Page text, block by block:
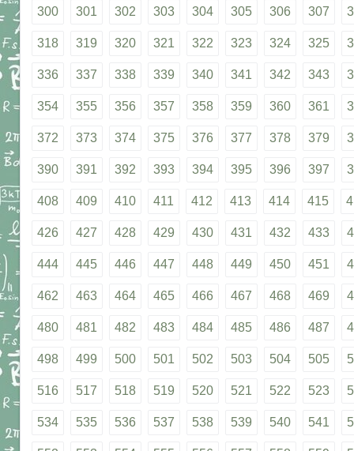
300 301 302 303 304 305 306 307
318 319 320 321 322 323 324 325
336 337 338 339 340 341 342 343
354 355 356 357 358 359 360 361
372 373 374 375 376 377 378 379
390 391 392 393 394 395 396 397
408 409 410 411 412 413 414 415
426 427 428 429 430 431 432 433
444 445 446 447 448 449 450 451
462 463 464 465 466 467 468 469
480 481 482 483 484 485 486 487
498 499 500 501 502 503 504 505
516 517 518 519 520 521 522 523
534 535 536 537 538 539 540 541